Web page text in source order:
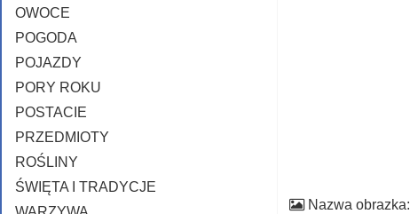
OWOCE
POGODA
POJAZDY
PORY ROKU
POSTACIE
PRZEDMIOTY
ROŚLINY
ŚWIĘTA I TRADYCJE
Nazwa obrazka: